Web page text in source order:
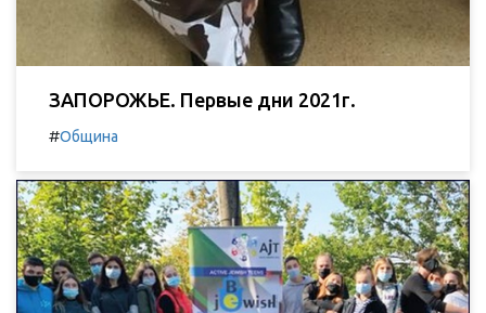
ЗАПОРОЖЬЕ. Первые дни 2021г.
#Община